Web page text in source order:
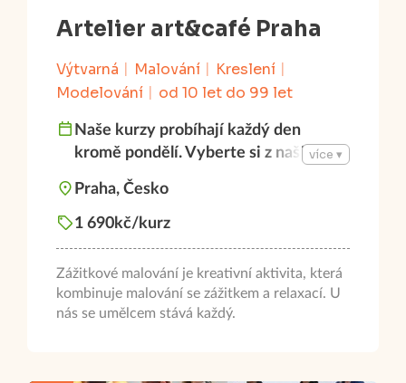
Artelier art&café Praha
Výtvarná Malování
Kreslení
Modelování
od 10 let do 99 let
Naše kurzy probíhají každý den
kromě pondělí. Vyberte si z naší
nabídky ten, který vás nejvíc láká, a
přijďte si ho s námi užít!
více ▾
Praha, Česko
1 690kč/kurz
Zážitkové malování je kreativní aktivita, která
kombinuje malování se zážitkem a relaxací. U
nás se umělcem stává každý.